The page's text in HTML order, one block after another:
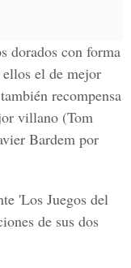
dorados con forma
ellos el de mejor
recompensa
villano (Tom
Bardem por
'Los Juegos del
de sus dos